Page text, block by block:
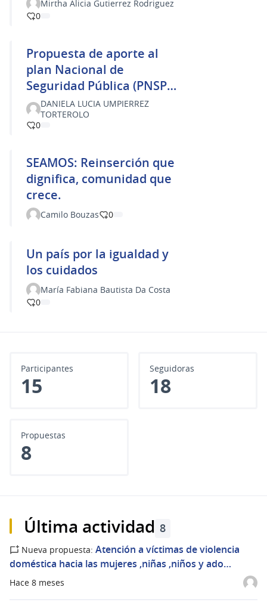
prevención s
Mirtha Alicia Gutierrez Rodriguez
0
Propuesta de aporte al
plan Nacional de
Seguridad Pública (PNSP)
2025–2035
DANIELA LUCIA UMPIERREZ
TORTEROLO
0
SEAMOS: Reinserción que
dignifica, comunidad que
crece.
Camilo Bouzas 0
Un país por la igualdad y
los cuidados
María Fabiana Bautista Da Costa
0
Participantes
15
Seguidoras
18
Propuestas
8
Última actividad 8
Hace 8 meses
Nueva propuesta: Atención a víctimas de violencia
doméstica hacia las mujeres ,niñas ,niños y ado…